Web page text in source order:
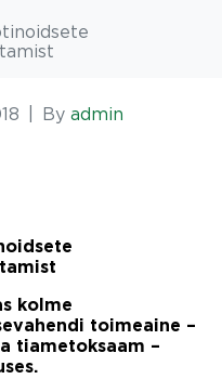
By admin
kolme
toimeaine –
tiametoksaam –